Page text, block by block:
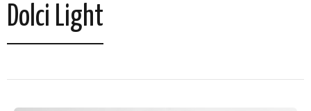
Dolci Light